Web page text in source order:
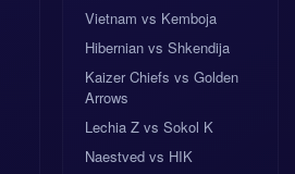
Vietnam vs Kemboja
Hibernian vs Shkendija
Kaizer Chiefs vs Golden
Arrows
Lechia Z vs Sokol K
Naestved vs HIK